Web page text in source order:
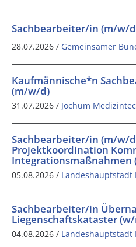
Sachbearbeiter/in (m/w/
28.07.2026 / Gemeinsamer
Kaufmännische*n
(m/w/d)
31.07.2026 / Jochum
Sachbearbeiter/in (m/w/
Projektkoordination
Integrationsmaßnahmen
05.08.2026 / Landeshauptstadt
Sachbearbeiter/in
Liegenschaftskataster
04.08.2026 / Landeshauptstadt